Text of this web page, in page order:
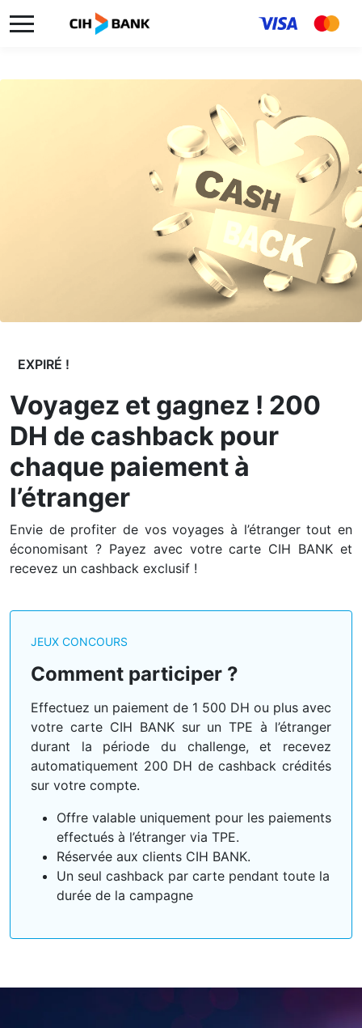
EXPIRÉ !
Voyagez et gagnez ! 200
DH de cashback pour
chaque paiement à
l’étranger
Envie de profiter de vos voyages à l’étranger tout en
économisant ? Payez avec votre carte CIH BANK et
recevez un cashback exclusif !
JEUX CONCOURS
Comment participer ?
Effectuez un paiement de 1 500 DH ou plus avec
votre carte CIH BANK sur un TPE à l’étranger
durant la période du challenge, et recevez
automatiquement 200 DH de cashback crédités
sur votre compte.
Offre valable uniquement pour les paiements
effectués à l’étranger via TPE.
Réservée aux clients CIH BANK.
Un seul cashback par carte pendant toute la
durée de la campagne